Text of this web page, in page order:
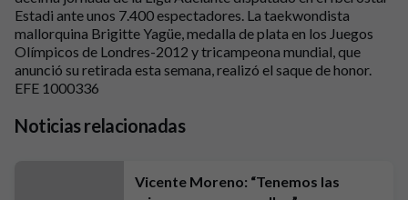
Estadi ante unos 7.400 espectadores. La taekwondista
mallorquina Brigitte Yagüe, medalla de plata en los Juegos
Olímpicos de Londres-2012 y tricampeona mundial, que
anunció su retirada esta semana, realizó el saque de honor.
EFE 1000336
Noticias relacionadas
Vicente Moreno: “Tenemos las